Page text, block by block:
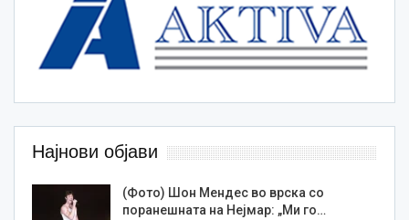
Најнови објави
(Фото) Шон Мендес во врска со
поранешната на Нејмар: „Ми го…